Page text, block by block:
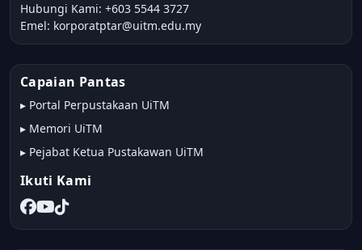
Hubungi Kami: +603 5544 3727
Emel: korporatptar@uitm.edu.my
Capaian Pantas
▸ Portal Perpustakaan UiTM
▸ Memori UiTM
▸ Pejabat Ketua Pustakawan UiTM
Ikuti Kami